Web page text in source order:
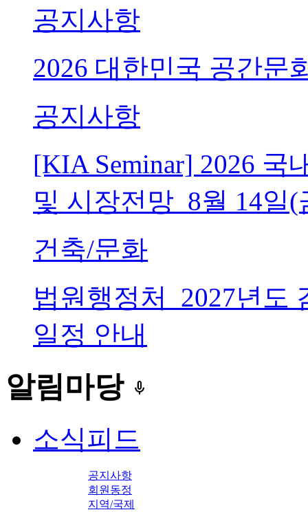
공지사항
2026 대한민국 공간문
공지사항
[KIA Seminar] 2026 국
및 시장전망_8월 14일(
건축/문화
법원행정처_2027년도
일정 안내
알림마당 keyboard_voice
소식피드
공지사항
회원동정
지역/국제